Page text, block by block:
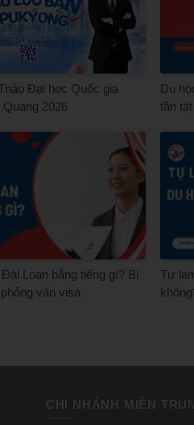
Đại học Quốc gia
2026
Du
tần
Loan bằng tiếng gì? Bí
vấn visa
Tự
CHI NHÁNH MIỀN